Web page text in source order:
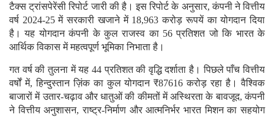
टैक्स ट्रांसपेरेंसी रिपोर्ट जारी की है। इस रिपोर्ट के अनुसार, कंपनी ने वित्तीय
वर्ष 2024-25 में सरकारी खजाने में 18,963 करोड़ रूपयें का योगदान दिया
है। यह योगदान कंपनी के कुल राजस्व का 56 प्रतिशत जो कि भारत के
आर्थिक विकास में महत्वपूर्ण भूमिका निभाता है।
गत वर्ष की तुलना में यह 44 प्रतिशत की वृद्धि दर्शाता है। पिछले पाँच वित्तीय
वर्षों में, हिन्दुस्तान ज़िंक का कुल योगदान ₹87616 करोड़ रहा है। वैश्विक
बाजारों में उतार-चढ़ाव और धातुओं की कीमतों में अस्थिरता के बावजूद, कंपनी
ने वित्तीय अनुशासन, राष्ट्र-निर्माण और आत्मनिर्भर भारत मिशन का सहयोग